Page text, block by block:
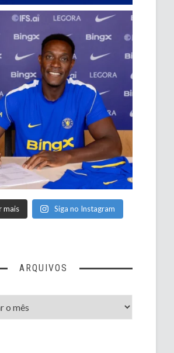
mais Siga no Instagram
ARQUIVOS